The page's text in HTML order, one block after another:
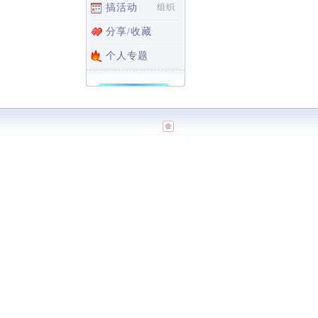
搞活动 组织
分享/收藏
个人专题